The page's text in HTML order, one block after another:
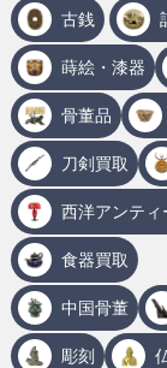
古銭
蒔絵・漆器
骨董品
刀剣買取
西洋アンティ
食器買取
中国骨董
彫刻